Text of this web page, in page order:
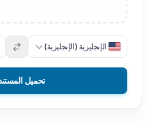
الإنجليزية (الإنجليزية)
تحميل